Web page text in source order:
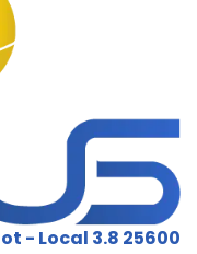
- Local 3.8 25600